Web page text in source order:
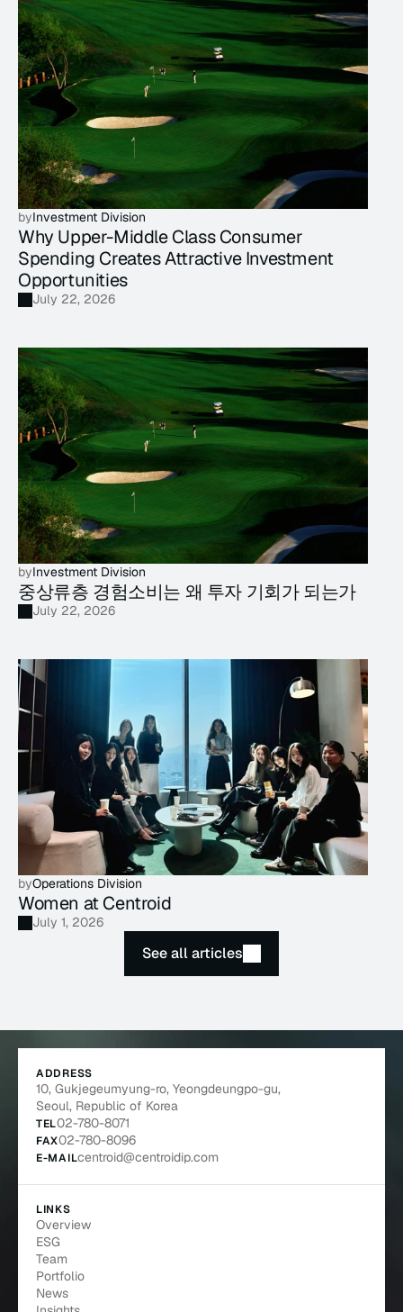
byInvestment Division
Why Upper-Middle Class Consumer
Spending Creates Attractive Investment
Opportunities
July 22, 2026
byInvestment Division
중상류층 경험소비는 왜 투자 기회가 되는가
July 22, 2026
byOperations Division
Women at Centroid
July 1, 2026
See all articles
ADDRESS
10, Gukjegeumyung-ro, Yeongdeungpo-gu,
Seoul, Republic of Korea
TEL02-780-8071
FAX02-780-8096
E-MAILcentroid@centroidip.com
LINKS
Overview
ESG
Team
Portfolio
News